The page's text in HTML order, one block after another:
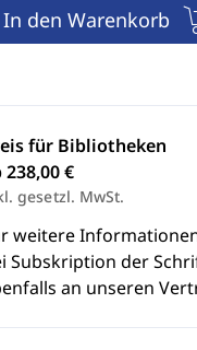
In den Warenkorb
für Bibliotheken
238,00 €
gesetzl. MwSt.
weitere
Subskription der
an unseren